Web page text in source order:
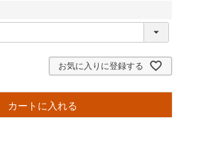
お気に入りに登録する
カートに入れる